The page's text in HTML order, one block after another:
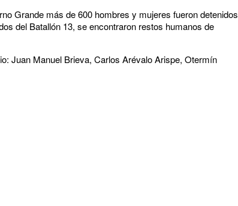
Grande más de 600 hombres y mujeres fueron detenidos
del Batallón 13, se encontraron restos humanos de
Juan Manuel Brieva, Carlos Arévalo Arispe, Otermín